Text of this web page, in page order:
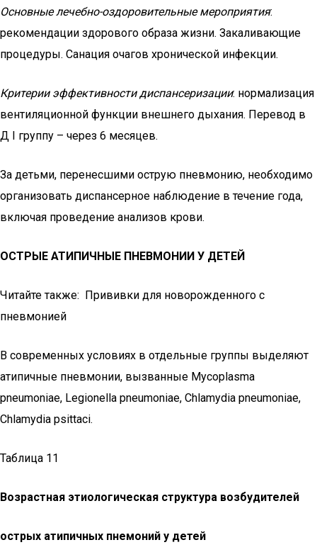
Основные лечебно-оздоровительные мероприятия:
рекомендации здорового образа жизни. Закаливающие
процедуры. Санация очагов хронической инфекции.
Критерии эффективности диспансеризации: нормализация
вентиляционной функции внешнего дыхания. Перевод в
Д I группу – через 6 месяцев.
За детьми, перенесшими острую пневмонию, необходимо
организовать диспансерное наблюдение в течение года,
включая проведение анализов крови.
ОСТРЫЕ АТИПИЧНЫЕ ПНЕВМОНИИ У ДЕТЕЙ
Читайте также: Прививки для новорожденного с
пневмонией
В современных условиях в отдельные группы выделяют
атипичные пневмонии, вызванные Mycoplasma
pneumoniae, Legionella pneumoniae, Chlamydia pneumoniae,
Chlamydia psittaci.
Таблица 11
Возрастная этиологическая структура возбудителей
острых атипичных пнемоний у детей